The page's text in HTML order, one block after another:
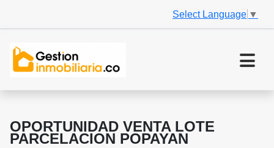
Select Language ▼
OPORTUNIDAD VENTA LOTE
PARCELACION POPAYAN